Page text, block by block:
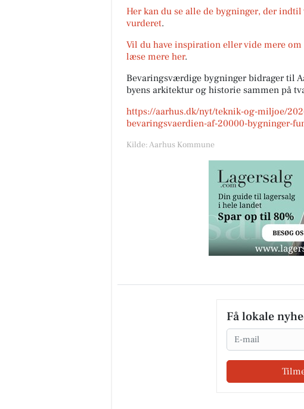
Her kan du se alle de bygninger, der
vurderet.
Vil du have inspiration eller vide mere
læse mere her.
Bevaringsværdige bygninger bidrager til
byens arkitektur og historie sammen på
https://aarhus.dk/nyt/teknik-og-miljoe/
bevaringsvaerdien-af-20000-bygninger-
Kilde: Aarhus Kommune
Få lokale
Email